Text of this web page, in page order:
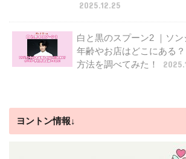
2025.12.25
白と黒のスプーン2 ｜ソ
年齢やお店はどこにある
方法を調べてみた！
ヨントン情報↓